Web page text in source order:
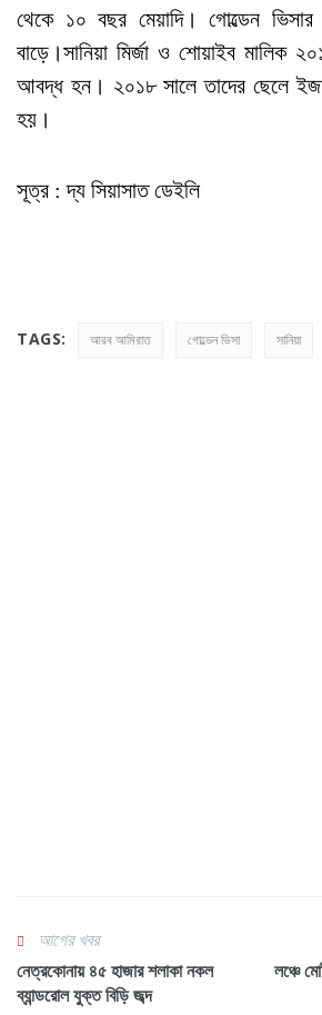
থেকে ১০ বছর মেয়াদি। গোল্ডেন ভিসার
বাড়ে।সানিয়া মির্জা ও শোয়াইব মালিক
আবদ্ধ হন। ২০১৮ সালে তাদের ছেলে
হয়।
সূত্র : দ্য সিয়াসাত ডেইলি
TAGS: আরব আমিরাত গোল্ডেন ভিসা সানিয়া
আগের খবর
নেত্রকোনায় ৪৫ হাজার শলাকা নকল
ব্যান্ডরোল যুক্ত বিড়ি জব্দ
লঞ্চে